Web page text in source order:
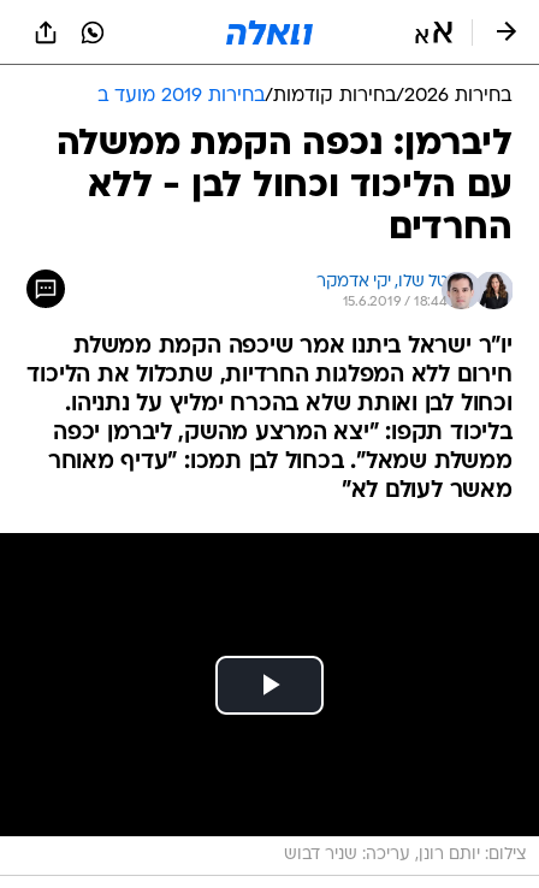
בחירות 2026 /בחירות קודמות/בחירות 2019 מועד ב
ליברמן: נכפה הקמת ממשלה
עם הליכוד וכחול לבן - ללא
החרדים
טל שלו, יקי אדמקר
15.6.2019 / 18:44
יו"ר ישראל ביתנו אמר שיכפה הקמת ממשלת
חירום ללא המפלגות החרדיות, שתכלול את הליכוד
וכחול לבן ואותת שלא בהכרח ימליץ על נתניהו.
בליכוד תקפו: "יצא המרצע מהשק, ליברמן יכפה
ממשלת שמאל". בכחול לבן תמכו: "עדיף מאוחר
מאשר לעולם לא"
צילום: יותם רונן, עריכה: שניר דבוש